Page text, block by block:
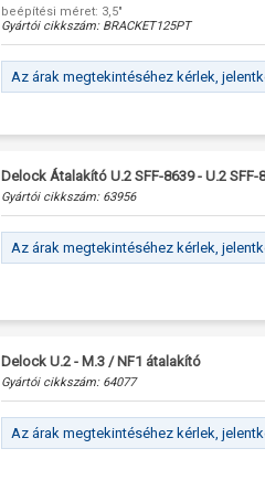
beépítési méret: 3,5"
Gyártói cikkszám: BRACKET125PT
Az árak megtekintéséhez kérlek,
Delock Átalakító U.2 SFF-8639 - U.2 SFF-
Gyártói cikkszám: 63956
Az árak megtekintéséhez kérlek,
Delock U.2 - M.3 / NF1 átalakító
Gyártói cikkszám: 64077
Az árak megtekintéséhez kérlek,